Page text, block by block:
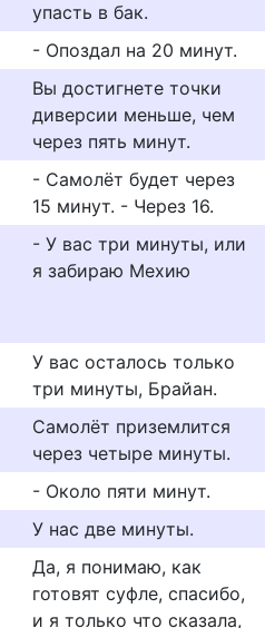
упасть в бак.
- Опоздал на 20 минут.
Вы достигнете точки
диверсии меньше, чем
через пять минут.
- Самолёт будет через
15 минут. - Через 16.
- У вас три минуты, или
я забираю Мехию
У вас осталось только
три минуты, Брайан.
Самолёт приземлится
через четыре минуты.
- Около пяти минут.
У нас две минуты.
Да, я понимаю, как
готовят суфле, спасибо,
и я только что сказала,